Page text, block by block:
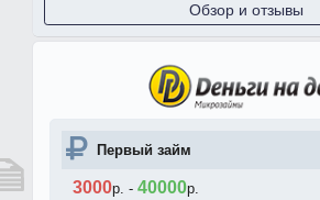
Обзор и отзывы
Первый займ
3000р. - 40000р.